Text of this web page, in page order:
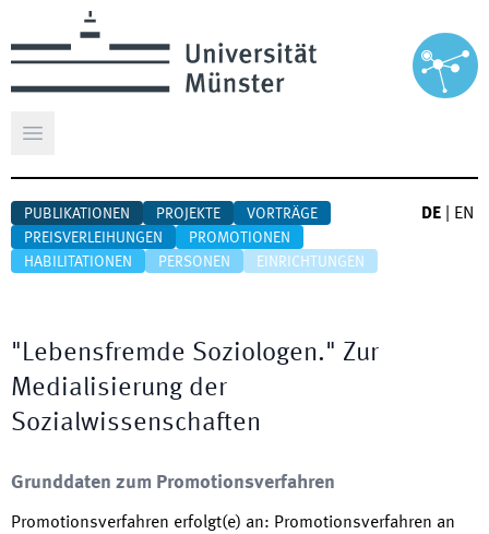
Hauptmenü öffnen
PUBLIKATIONEN PROJEKTE
VORTRÄGE
PREISVERLEIHUNGEN
PROMOTIONEN
HABILITATIONEN
PERSONEN EINRICHTUNGEN
DE EN
"Lebensfremde Soziologen." Zur
Medialisierung der
Sozialwissenschaften
Grunddaten zum Promotionsverfahren
Promotionsverfahren erfolgt(e) an: Promotionsverfahren an